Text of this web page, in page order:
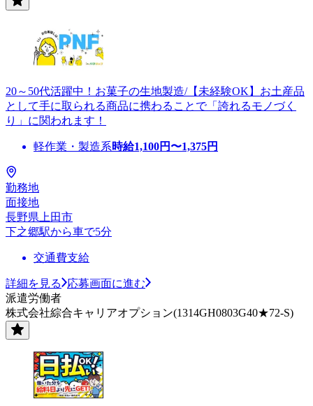
20～50代活躍中！お菓子の生地製造/【未経験OK】お土産品
として手に取られる商品に携わることで「誇れるモノづく
り」に関われます！
軽作業・製造系時給1,100円〜1,375円
勤務地
面接地
長野県上田市
下之郷駅から車で5分
交通費支給
詳細を見る
応募画面に進む
派遣労働者
株式会社綜合キャリアオプション(1314GH0803G40★72-S)